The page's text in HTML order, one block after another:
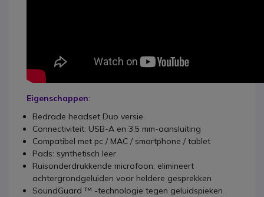
Eigenschappen:
Bedrade headset Duo versie
Connectiviteit: USB-A en 3,5 mm-aansluiting
Compatibel met pc / MAC / smartphone / tablet
Pads: synthetisch leer
Ruisonderdrukkende microfoon: elimineert
achtergrondgeluiden voor heldere gesprekken
SoundGuard ™ -technologie tegen geluidspieken